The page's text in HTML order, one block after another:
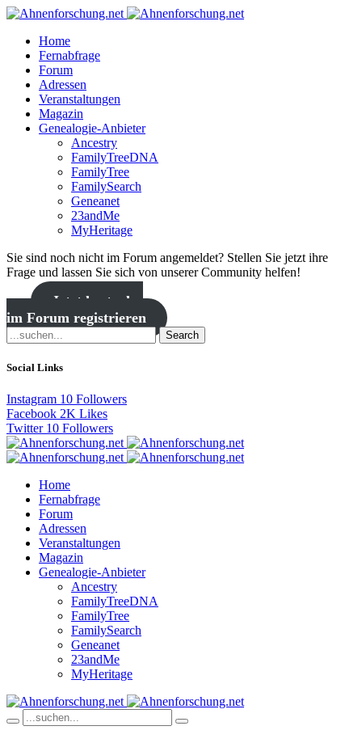
Home
Fernabfrage
Forum
Adressen
Veranstaltungen
Magazin
Genealogie-Anbieter
Ancestry
FamilyTreeDNA
FamilyTree
FamilySearch
Geneanet
23andMe
MyHeritage
Sie sind noch nicht im Forum angemeldet? Stellen Sie jetzt ihre
Frage und lassen Sie sich von unserer Community helfen!
Jetzt kostenlos
im Forum registrieren
Search
Social Links
Instagram 10 Followers
Facebook 2K Likes
Twitter 10 Followers
Home
Fernabfrage
Forum
Adressen
Veranstaltungen
Magazin
Genealogie-Anbieter
Ancestry
FamilyTreeDNA
FamilyTree
FamilySearch
Geneanet
23andMe
MyHeritage